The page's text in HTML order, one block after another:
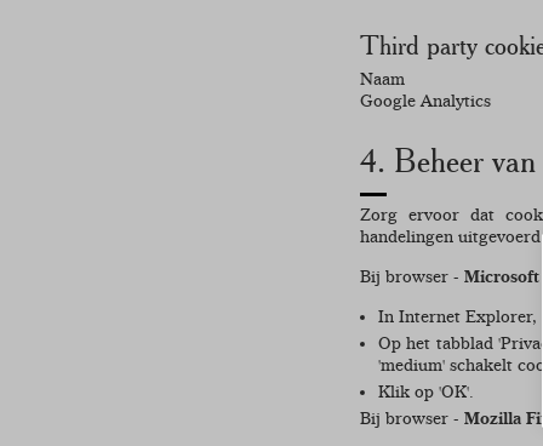
Third party
Naam
Google Analytics
4. Beheer
Zorg ervoor dat
handelingen
Bij browser - Microsoft
In Internet Explorer,
Op het tabblad
'medium' schakelt
Klik op 'OK'.
Bij browser - Mozilla